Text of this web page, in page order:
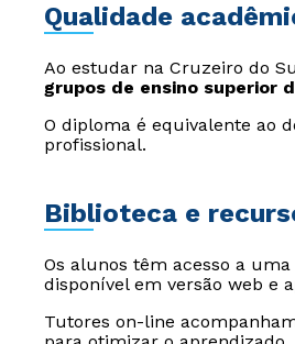
Qualidade
Ao estudar na Cruzeiro do
grupos de ensino superior
O diploma é equivalente ao
profissional.
Biblioteca e
Os alunos têm acesso a
disponível em versão web e
Tutores on-line